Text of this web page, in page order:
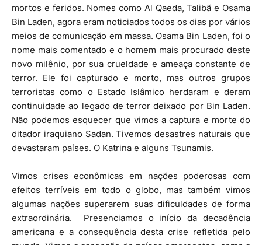
mortos e feridos. Nomes como Al Qaeda, Talibã e Osama
Bin Laden, agora eram noticiados todos os dias por vários
meios de comunicação em massa. Osama Bin Laden, foi o
nome mais comentado e o homem mais procurado deste
novo milênio, por sua crueldade e ameaça constante de
terror. Ele foi capturado e morto, mas outros grupos
terroristas como o Estado Islâmico herdaram e deram
continuidade ao legado de terror deixado por Bin Laden.
Não podemos esquecer que vimos a captura e morte do
ditador iraquiano Sadan. Tivemos desastres naturais que
devastaram países. O Katrina e alguns Tsunamis.
Vimos crises econômicas em nações poderosas com
efeitos terríveis em todo o globo, mas também vimos
algumas nações superarem suas dificuldades de forma
extraordinária.
Presenciamos o início da decadência
americana e a consequência desta crise refletida pelo